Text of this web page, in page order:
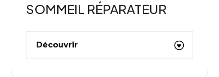
SOMMEIL RÉPARATEUR
Découvrir